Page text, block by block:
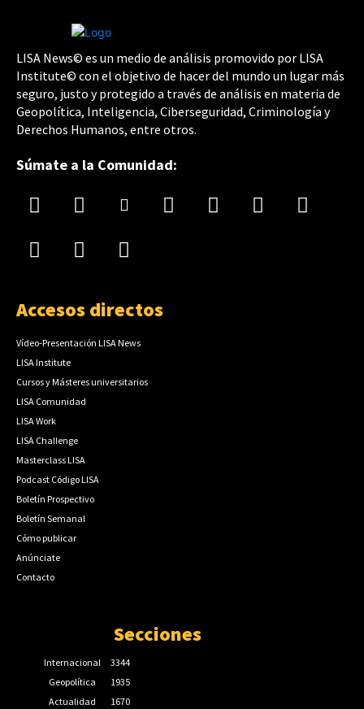
LISA News© es un medio de análisis promovido por LISA
Institute© con el objetivo de hacer del mundo un lugar más
seguro, justo y protegido a través de análisis en materia de
Geopolítica, Inteligencia, Ciberseguridad, Criminología y
Derechos Humanos, entre otros.
Súmate a la Comunidad:
Accesos directos
Vídeo-Presentación LISA News
LISA Institute
Cursos y Másteres universitarios
LISA Comunidad
LISA Work
LISA Challenge
Masterclass LISA
Podcast Código LISA
Boletín Prospectivo
Boletín Semanal
Cómo publicar
Anúnciate
Contacto
Secciones
Internacional
3344
Geopolítica
1935
Actualidad
1670